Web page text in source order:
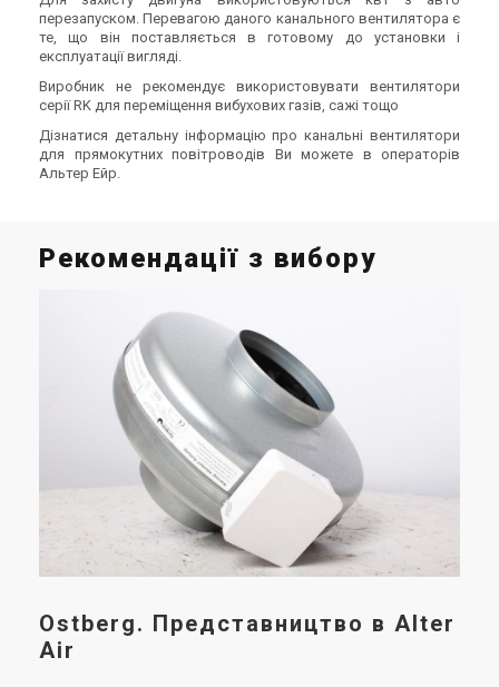
перезапуском. Перевагою даного канального вентилятора є
те, що він поставляється в готовому до установки і
експлуатації вигляді.
Виробник не рекомендує використовувати вентилятори
серії RK для переміщення вибухових газів, сажі тощо
Дізнатися детальну інформацію про канальні вентилятори
для прямокутних повітроводів Ви можете в операторів
Альтер Ейр.
Рекомендації з вибору
Ostberg. Представництво в Alter
Air